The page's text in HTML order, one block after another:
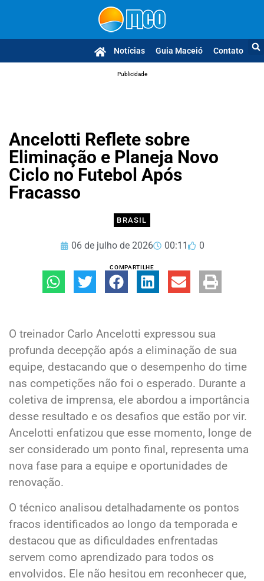
Notícias Guia Maceió Contato
Publicidade
Ancelotti Reflete sobre
Eliminação e Planeja Novo
Ciclo no Futebol Após
Fracasso
BRASIL
06 de julho de 2026 00:11 0
COMPARTILHE
O treinador Carlo Ancelotti expressou sua
profunda decepção após a eliminação de sua
equipe, destacando que o desempenho do time
nas competições não foi o esperado. Durante a
coletiva de imprensa, ele abordou a importância
desse resultado e os desafios que estão por vir.
Ancelotti enfatizou que esse momento, longe de
ser considerado um ponto final, representa uma
nova fase para a equipe e oportunidades de
renovação.
O técnico analisou detalhadamente os pontos
fracos identificados ao longo da temporada e
destacou que as dificuldades enfrentadas
servem como aprendizado para todos os
envolvidos. Ele não hesitou em reconhecer que,